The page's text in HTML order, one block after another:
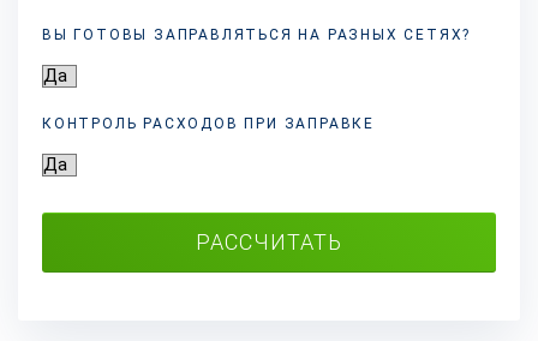
ВЫ ГОТОВЫ ЗАПРАВЛЯТЬСЯ НА РАЗНЫХСЕТЯХ?
КОНТРОЛЬ РАСХОДОВ ПРИ ЗАПРАВКЕ
РАССЧИТАТЬ